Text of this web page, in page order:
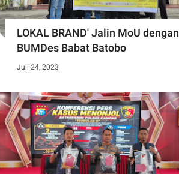
LOKAL BRAND' Jalin MoU dengan
BUMDes Babat Batobo
Juli 24, 2023